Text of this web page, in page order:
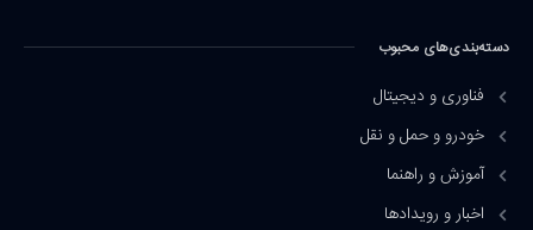
دسته‌بندی‌های محبوب
فناوری و دیجیتال
خودرو و حمل و نقل
آموزش و راهنما
اخبار و رویدادها